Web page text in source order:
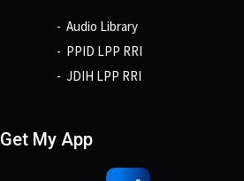
Audio Library
PPID LPP RRI
JDIH LPP RRI
Get My App